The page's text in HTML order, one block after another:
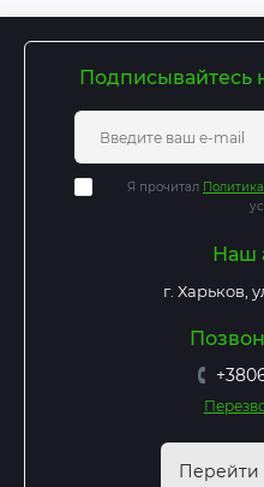
Подписывайтесь
Я прочитал
Наш
г. Харьков,
Перейти